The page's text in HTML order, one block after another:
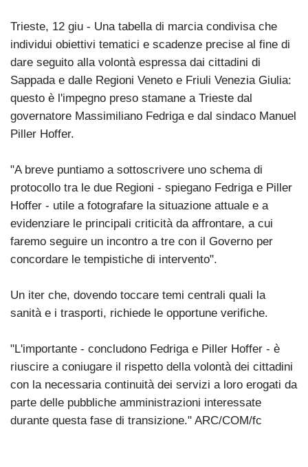
Trieste, 12 giu - Una tabella di marcia condivisa che
individui obiettivi tematici e scadenze precise al fine di
dare seguito alla volontà espressa dai cittadini di
Sappada e dalle Regioni Veneto e Friuli Venezia Giulia:
questo è l'impegno preso stamane a Trieste dal
governatore Massimiliano Fedriga e dal sindaco Manuel
Piller Hoffer.
"A breve puntiamo a sottoscrivere uno schema di
protocollo tra le due Regioni - spiegano Fedriga e Piller
Hoffer - utile a fotografare la situazione attuale e a
evidenziare le principali criticità da affrontare, a cui
faremo seguire un incontro a tre con il Governo per
concordare le tempistiche di intervento".
Un iter che, dovendo toccare temi centrali quali la
sanità e i trasporti, richiede le opportune verifiche.
"L'importante - concludono Fedriga e Piller Hoffer - è
riuscire a coniugare il rispetto della volontà dei cittadini
con la necessaria continuità dei servizi a loro erogati da
parte delle pubbliche amministrazioni interessate
durante questa fase di transizione." ARC/COM/fc